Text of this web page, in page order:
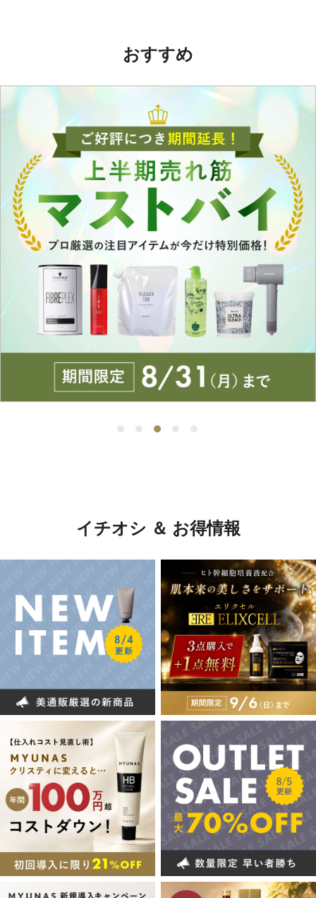
おすすめ
イチオシ ＆ お得情報